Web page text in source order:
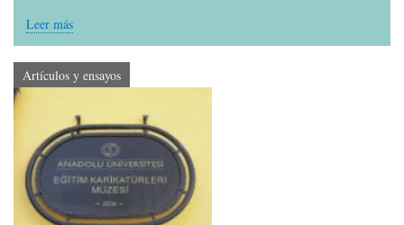
Leer más
Artículos y ensayos